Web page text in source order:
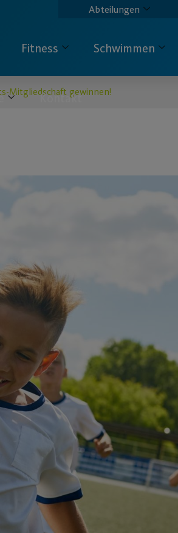
Abteilungen
Fitness Schwimmen
Kontakt
Mitgliedschaft gewinnen!